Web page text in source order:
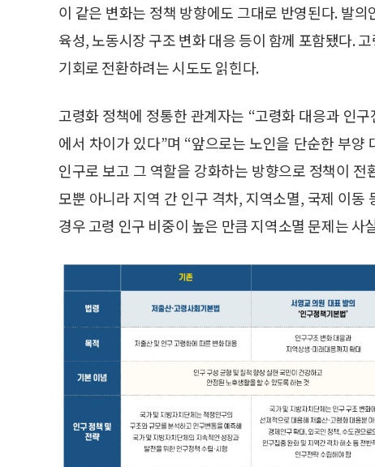
이 같은 변화는 정책 방향에도 그대로 반영된다. 발
육성, 노동시장 구조 변화 대응 등이 함께 포함됐다.
기회로 전환하려는 시도도 읽힌다.
고령화 정책에 정통한 관계자는 “고령화 대응과 인
에서 차이가 있다”며 “앞으로는 노인을 단순한 부
인구로 보고 그 역할을 강화하는 방향으로 정책이
모뿐 아니라 지역 간 인구 격차, 지역소멸, 국제 이동
경우 고령 인구 비중이 높은 만큼 지역소멸 문제는